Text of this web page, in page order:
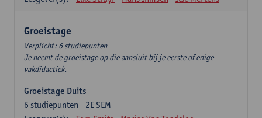
Groeistage
Verplicht: 6 studiepunten
Je neemt de groeistage op die aansluit bij je eerste of enige
vakdidactiek.
Groeistage Duits
2E SEM
6 studiepunten